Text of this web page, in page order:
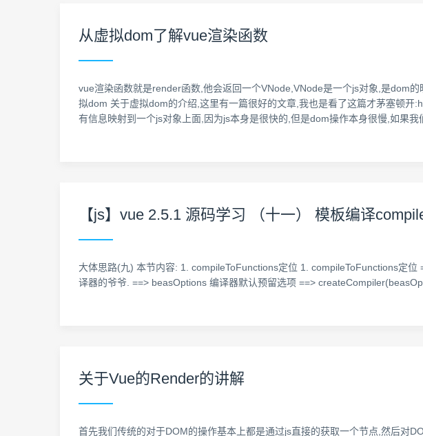
从虚拟dom了解vue渲染函数
vue渲染函数就是render函数,他会返回一个VNode,VNode是一个js对象,是dom
拟dom 关于虚拟dom的介绍,这里有一篇很好的文章,我也是看了这篇才茅塞顿
有信息映射到一个js对象上面,因为js本身是很快的,但是dom操作本身很慢,如果我
【js】vue 2.5.1 源码学习 （十一） 模板编译
大体思路(九) 本节内容: 1. compileToFunctions定位 1. compileToFunctions定
译器的爷爷. ==> beasOptions 编译器默认预留选项 ==>
关于Vue的Render的讲解
首先我们传统的对于DOM的操作基本上都是通过js直接的获取一个节点,然后对